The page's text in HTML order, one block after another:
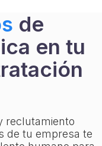
de
en tu
reclutamiento
de tu empresa te